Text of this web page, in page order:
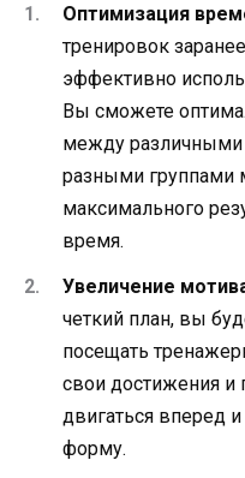
Оптимизация
тренировок
эффективно
Вы сможете
между различными
разными группами
максимального
время.
Увеличение
четкий план, вы
посещать
свои достижения и
двигаться вперед
форму.